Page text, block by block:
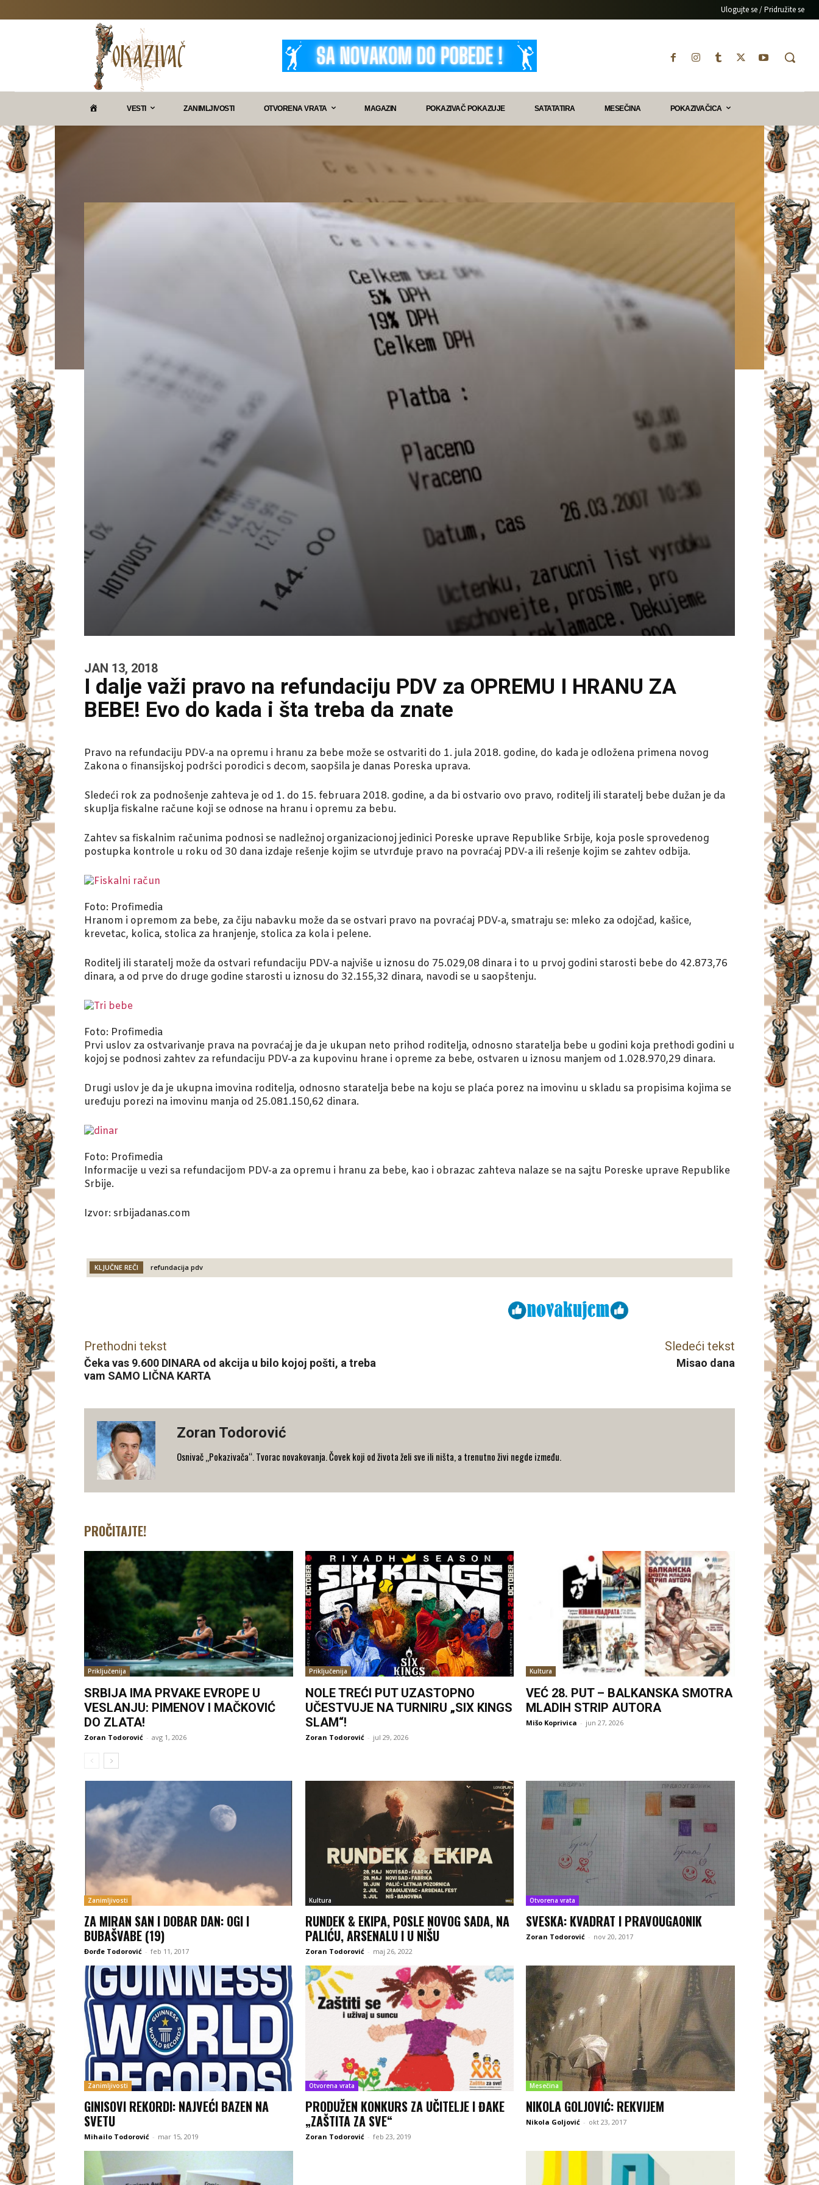
Ulogujte se / Pridružite se
VESTI ZANIMLJIVOSTI OTVORENA VRATA MAGAZIN POKAZIVAČ POKAZUJE SATATATIRA MESEČINA POKAZIVAČICA
JAN 13, 2018
I dalje važi pravo na refundaciju PDV za OPREMU I HRANU ZA
BEBE! Evo do kada i šta treba da znate
Pravo na refundaciju PDV-a na opremu i hranu za bebe može se ostvariti do 1. jula 2018. godine, do kada je odložena primena novog
Zakona o finansijskoj podršci porodici s decom, saopšila je danas Poreska uprava.
Sledeći rok za podnošenje zahteva je od 1. do 15. februara 2018. godine, a da bi ostvario ovo pravo, roditelj ili staratelj bebe dužan je da
skuplja fiskalne račune koji se odnose na hranu i opremu za bebu.
Zahtev sa fiskalnim računima podnosi se nadležnoj organizacionoj jedinici Poreske uprave Republike Srbije, koja posle sprovedenog
postupka kontrole u roku od 30 dana izdaje rešenje kojim se utvrđuje pravo na povraćaj PDV-a ili rešenje kojim se zahtev odbija.
Foto: Profimedia
Hranom i opremom za bebe, za čiju nabavku može da se ostvari pravo na povraćaj PDV-a, smatraju se: mleko za odojčad, kašice,
krevetac, kolica, stolica za hranjenje, stolica za kola i pelene.
Roditelj ili staratelj može da ostvari refundaciju PDV-a najviše u iznosu do 75.029,08 dinara i to u prvoj godini starosti bebe do 42.873,76
dinara, a od prve do druge godine starosti u iznosu do 32.155,32 dinara, navodi se u saopštenju.
Foto: Profimedia
Prvi uslov za ostvarivanje prava na povraćaj je da je ukupan neto prihod roditelja, odnosno staratelja bebe u godini koja prethodi godini u
kojoj se podnosi zahtev za refundaciju PDV-a za kupovinu hrane i opreme za bebe, ostvaren u iznosu manjem od 1.028.970,29 dinara.
Drugi uslov je da je ukupna imovina roditelja, odnosno staratelja bebe na koju se plaća porez na imovinu u skladu sa propisima kojima se
uređuju porezi na imovinu manja od 25.081.150,62 dinara.
Foto: Profimedia
Informacije u vezi sa refundacijom PDV-a za opremu i hranu za bebe, kao i obrazac zahteva nalaze se na sajtu Poreske uprave Republike
Srbije.
Izvor: srbijadanas.com
KLJUČNE REČI refundacija pdv
Prethodni tekst
Čeka vas 9.600 DINARA od akcija u bilo kojoj pošti, a treba
vam SAMO LIČNA KARTA
Sledeći tekst
Misao dana
Zoran Todorović
Osnivač „Pokazivača“. Tvorac novakovanja. Čovek koji od života želi sve ili ništa, a trenutno živi negde između.
PROČITAJTE!
Priključenija
SRBIJA IMA PRVAKE EVROPE U
VESLANJU: PIMENOV I MAČKOVIĆ
DO ZLATA!
Zoran Todorović - avg 1, 2026
Priključenija
NOLE TREĆI PUT UZASTOPNO
UČESTVUJE NA TURNIRU „SIX KINGS
SLAM“!
Zoran Todorović - jul 29, 2026
Kultura
VEĆ 28. PUT – BALKANSKA SMOTRA
MLADIH STRIP AUTORA
Mišo Koprivica - jun 27, 2026
Zanimljivosti
ZA MIRAN SAN I DOBAR DAN: OGI I
BUBAŠVABE (19)
Đorđe Todorović - feb 11, 2017
Kultura
RUNDEK & EKIPA, POSLE NOVOG SADA, NA
PALIĆU, ARSENALU I U NIŠU
Zoran Todorović - maj 26, 2022
Otvorena vrata
SVESKA: KVADRAT I PRAVOUGAONIK
Zoran Todorović - nov 20, 2017
Zanimljivosti
GINISOVI REKORDI: NAJVEĆI BAZEN NA
SVETU
Mihailo Todorović - mar 15, 2019
Otvorena vrata
PRODUŽEN KONKURS ZA UČITELJE I ĐAKE
„ZAŠTITA ZA SVE“
Zoran Todorović - feb 23, 2019
Mesečina
NIKOLA GOLJOVIĆ: REKVIJEM
Nikola Goljović - okt 23, 2017